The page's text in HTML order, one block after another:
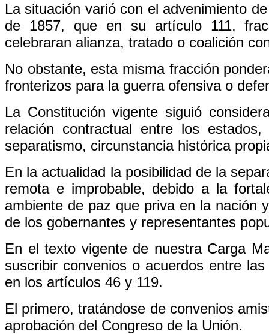
La situación varió con el advenimiento
de 1857, que en su artículo 111,
celebraran alianza, tratado o coalición
No obstante, esta misma fracción
fronterizos para la guerra ofensiva o
La Constitución vigente siguió
relación contractual entre los
separatismo, circunstancia histórica
En la actualidad la posibilidad de la
remota e improbable, debido a la
ambiente de paz que priva en la nación
de los gobernantes y representantes
En el texto vigente de nuestra Carga
suscribir convenios o acuerdos entre
en los artículos 46 y 119.
El primero, tratándose de convenios
aprobación del Congreso de la Unión.